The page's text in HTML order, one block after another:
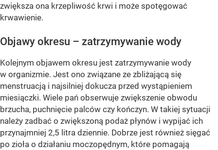
zwiększa ona krzepliwość krwi i może spotęgować
krwawienie.
Objawy okresu – zatrzymywanie wody
Kolejnym objawem okresu jest zatrzymywanie wody
w organizmie. Jest ono związane ze zbliżającą się
menstruacją i najsilniej dokucza przed wystąpieniem
miesiączki. Wiele pań obserwuje zwiększenie obwodu
brzucha, puchnięcie palców czy kończyn. W takiej sytuacji
należy zadbać o zwiększoną podaż płynów i wypijać ich
przynajmniej 2,5 litra dziennie. Dobrze jest również sięgać
po zioła o działaniu moczopędnym, które pomagają